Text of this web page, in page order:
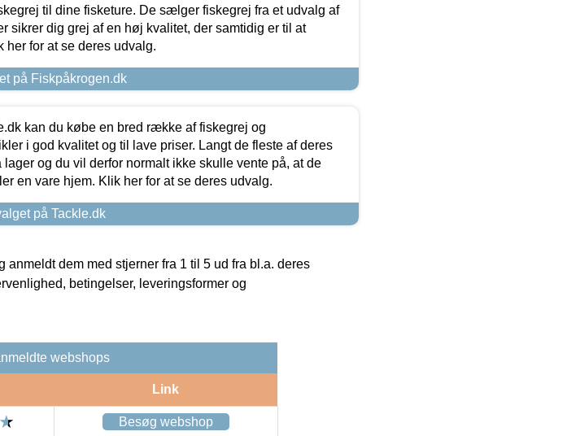
til dine fisketure. De sælger fiskegrej fra et udvalg af
sikrer dig grej af en høj kvalitet, der samtidig er til at
her for at se deres udvalg.
på Fiskpåkrogen.dk
kan du købe en bred række af fiskegrej og
i god kvalitet og til lave priser. Langt de fleste af deres
lager og du vil derfor normalt ikke skulle vente på, at de
en vare hjem. Klik her for at se deres udvalg.
på Tackle.dk
dem med stjerner fra 1 til 5 ud fra bl.a. deres
betingelser, leveringsformer og
webshops
Link
Besøg webshop